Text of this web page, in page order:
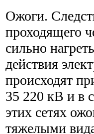
Ожоги.
проходящего
сильно
действия
происходят
35 220 кВ и в
этих сетях
тяжелыми